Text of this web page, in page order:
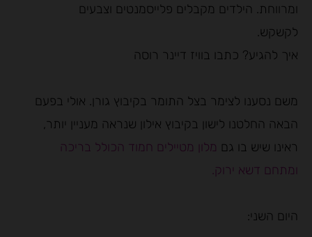
ומרווחת. הילדים מקבלים פלייסמנטים וצבעים
לקשקש.
איך להגיע? כתבו בוויז דיינר רוסה
משם נסענו לצימר בצל התומר בקיבוץ גורן. אולי בפעם
הבאה החלטנו לישון בקיבוץ אילון שנראה מעניין יותר,
ראינו שיש בו גם מלון מטיילים חמוד הכולל בריכה
ומתחם דשא ירוק.
היום השני: